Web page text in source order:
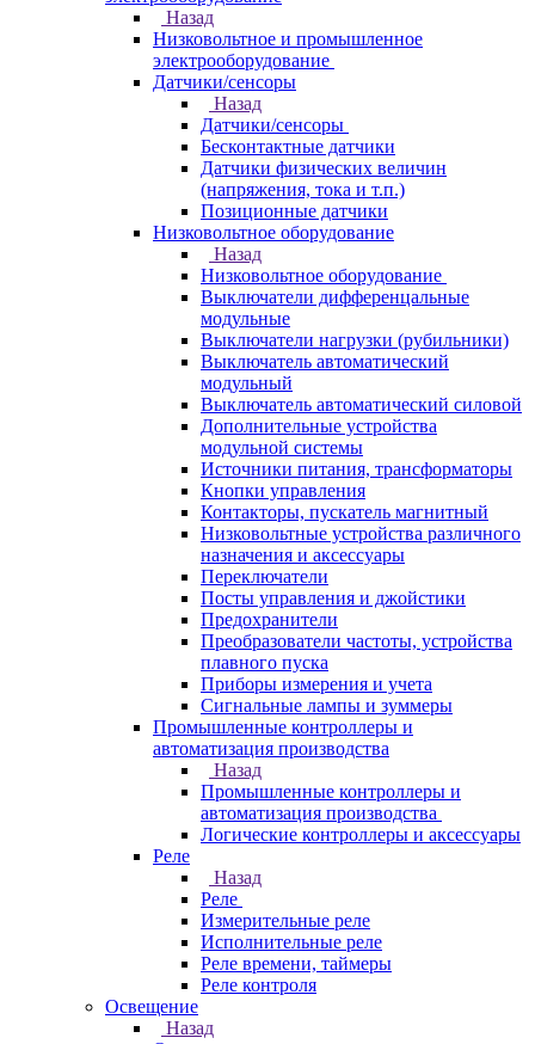
Назад
Низковольтное и промышленное
электрооборудование
Датчики/сенсоры
Назад
Датчики/сенсоры
Бесконтактные датчики
Датчики физических величин
(напряжения, тока и т.п.)
Позиционные датчики
Низковольтное оборудование
Назад
Низковольтное оборудование
Выключатели дифференцальные
модульные
Выключатели нагрузки (рубильники)
Выключатель автоматический
модульный
Выключатель автоматический силовой
Дополнительные устройства
модульной системы
Источники питания, трансформаторы
Кнопки управления
Контакторы, пускатель магнитный
Низковольтные устройства различного
назначения и аксессуары
Переключатели
Посты управления и джойстики
Предохранители
Преобразователи частоты, устройства
плавного пуска
Приборы измерения и учета
Сигнальные лампы и зуммеры
Промышленные контроллеры и
автоматизация производства
Назад
Промышленные контроллеры и
автоматизация производства
Логические контроллеры и аксессуары
Реле
Назад
Реле
Измерительные реле
Исполнительные реле
Реле времени, таймеры
Реле контроля
Освещение
Назад